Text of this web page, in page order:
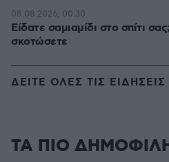
Είδατε σαμιαμίδι στο σπίτι
σκοτώσετε
08.08.2026, 00:30
ΔΕΙΤΕ ΟΛΕΣ ΤΙΣ ΕΙΔΗΣΕΙΣ
ΤΑ ΠΙΟ